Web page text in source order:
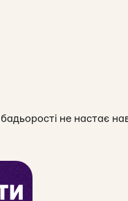
не настає